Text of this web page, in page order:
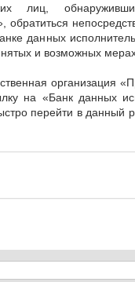
лиц,
обратиться
данных
и возможных
организация
на «Банк данных
перейти в данный